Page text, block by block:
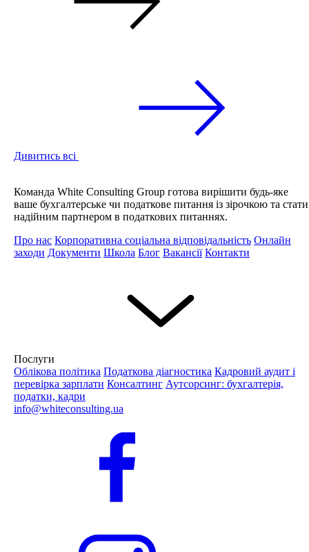
Дивитись всі
Команда White Consulting Group готова вирішити будь-яке
ваше бухгалтерське чи податкове питання із зірочкою та стати
надійним партнером в податкових питаннях.
Про нас Корпоративна соціальна відповідальність Онлайн
заходи Документи Школа Блог Вакансії Контакти
Послуги
Облікова політика Податкова діагностика Кадровий аудит і
перевірка зарплати Консалтинг Аутсорсинг: бухгалтерія,
податки, кадри
info@whiteconsulting.ua